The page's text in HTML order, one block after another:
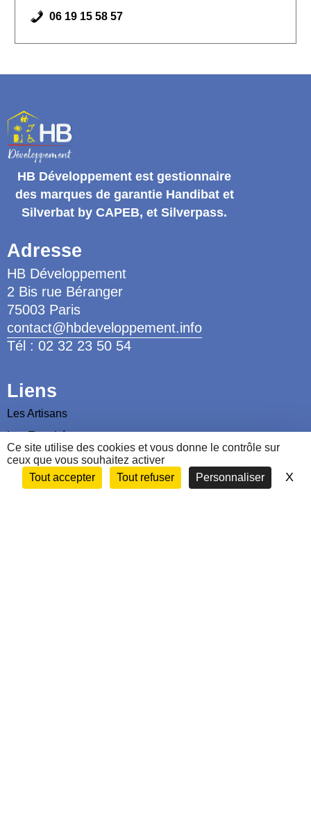
Ce site utilise des cookies et vous donne le contrôle sur
ceux que vous souhaitez activer
Tout accepter
Tout refuser Personnaliser X
06 19 15 58 57
HB Développement est gestionnaire
des marques de garantie Handibat et
Silverbat by CAPEB, et Silverpass.
Adresse
HB Développement
2 Bis rue Béranger
75003 Paris
contact@hbdeveloppement.info
Tél : 02 32 23 50 54
Liens
Les Artisans
Les Ergothérapeutes
Nous contacter